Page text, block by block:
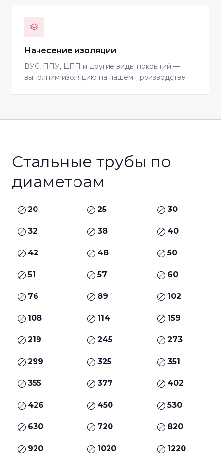
Нанесение изоляции
ВУС, ППУ, ЦПП и другие виды покрытий —
выполним изоляцию на нашем производстве.
Стальные трубы по
диаметрам
20 25 30
32 38 40
42 48 50
51 57 60
76 89 102
108 114 159
219 245 273
299 325 351
355 377 402
426 450 530
630 720 820
920 1020 1220